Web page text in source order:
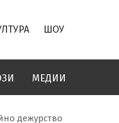
ШОУ
МЕДИИ
дежурство